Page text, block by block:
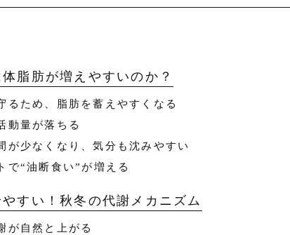
脂肪が増えやすいのか？
るため、脂肪を蓄えやすくなる
動量が落ちる
が少なくなり、気分も沈みやすい
で“油断食い”が増える
すい！秋冬の代謝メカニズム
が自然と上がる